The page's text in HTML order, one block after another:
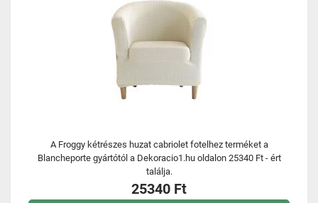
A Froggy kétrészes huzat cabriolet fotelhez terméket a
Blancheporte gyártótól a Dekoracio1.hu oldalon 25340 Ft - ért
találja.
25340 Ft